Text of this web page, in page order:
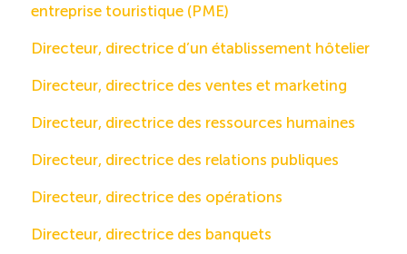
entreprise touristique (PME)
Directeur, directrice d’un établissement hôtelier
Directeur, directrice des ventes et marketing
Directeur, directrice des ressources humaines
Directeur, directrice des relations publiques
Directeur, directrice des opérations
Directeur, directrice des banquets